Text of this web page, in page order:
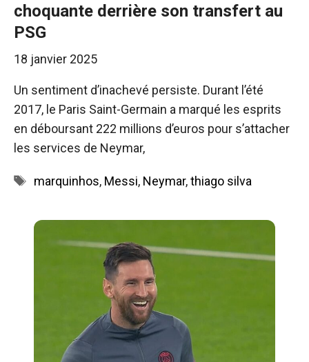
choquante derrière son transfert au
PSG
18 janvier 2025
Un sentiment d’inachevé persiste. Durant l’été
2017, le Paris Saint-Germain a marqué les esprits
en déboursant 222 millions d’euros pour s’attacher
les services de Neymar,
Étiquettes
marquinhos, Messi, Neymar,thiago silva